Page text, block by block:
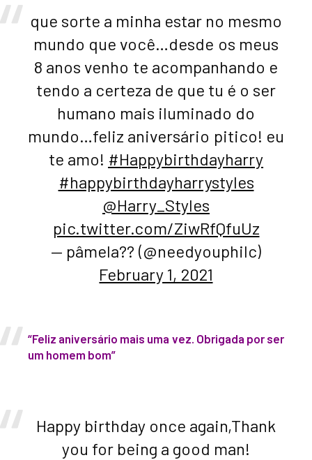
que sorte a minha estar no mesmo
mundo que você…desde os meus
8 anos venho te acompanhando e
tendo a certeza de que tu é o ser
humano mais iluminado do
mundo…feliz aniversário pitico! eu
te amo! #Happybirthdayharry
#happybirthdayharrystyles
@Harry_Styles
pic.twitter.com/ZiwRfQfuUz
— pâmela?? (@needyouphilc)
February 1, 2021
“Feliz aniversário mais uma vez. Obrigada por ser
um homem bom”
Happy birthday once again,Thank
you for being a good man!